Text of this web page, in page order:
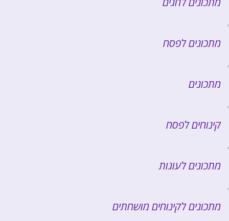
,
מתכונים לפסח
,
מתכונים
,
קינוחים לפסח
,
מתכונים לעוגות
,
מתכונים לקינוחים מושחתים